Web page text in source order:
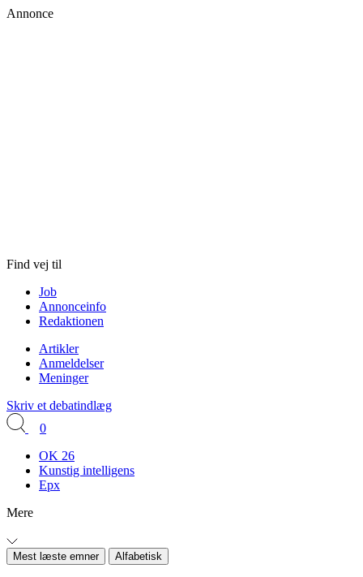
Annonce
Find vej til
Job
Annonceinfo
Redaktionen
Artikler
Anmeldelser
Meninger
Skriv et debatindlæg
0
OK 26
Kunstig intelligens
Epx
Mere
Mest læste emner Alfabetisk